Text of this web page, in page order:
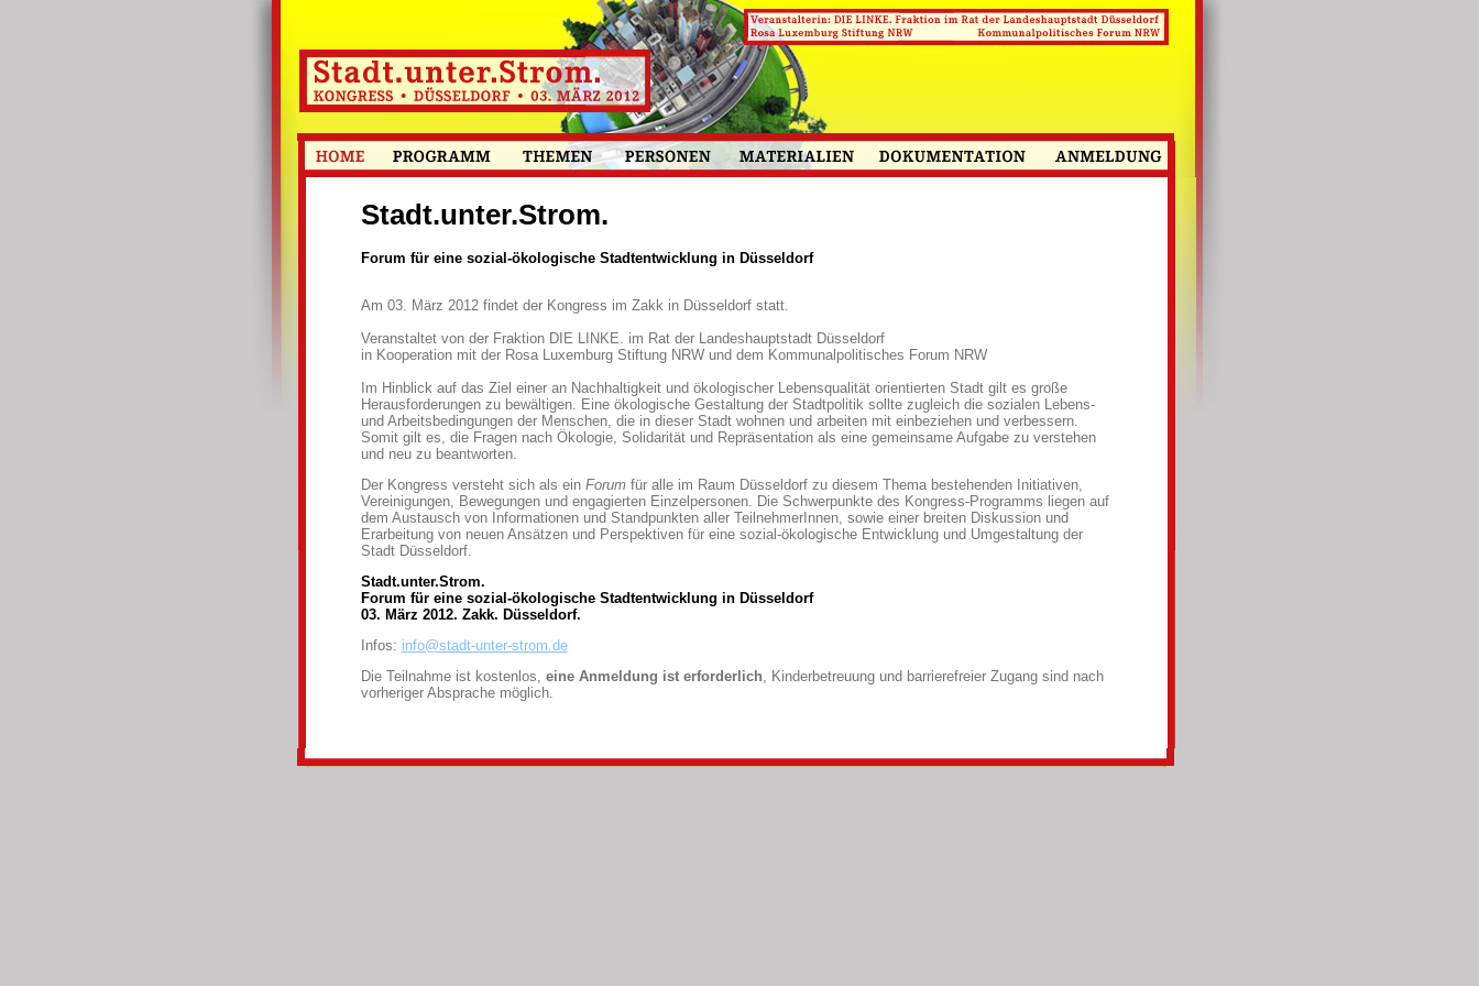
Stadt.unter.Strom.
Forum für eine sozial-ökologische Stadtentwicklung in Düsseldorf
Am 03. März 2012 findet der Kongress im Zakk in Düsseldorf statt.
Veranstaltet von der Fraktion DIE LINKE. im Rat der Landeshauptstadt Düsseldorf
in Kooperation mit der Rosa Luxemburg Stiftung NRW und dem Kommunalpolitisches Forum NRW
Im Hinblick auf das Ziel einer an Nachhaltigkeit und ökologischer Lebensqualität orientierten Stadt gilt es große
Herausforderungen zu bewältigen. Eine ökologische Gestaltung der Stadtpolitik sollte zugleich die sozialen Lebens-
und Arbeitsbedingungen der Menschen, die in dieser Stadt wohnen und arbeiten mit einbeziehen und verbessern.
Somit gilt es, die Fragen nach Ökologie, Solidarität und Repräsentation als eine gemeinsame Aufgabe zu verstehen
und neu zu beantworten.
Der Kongress versteht sich als ein Forum für alle im Raum Düsseldorf zu diesem Thema bestehenden Initiativen,
Vereinigungen, Bewegungen und engagierten Einzelpersonen. Die Schwerpunkte des Kongress-Programms liegen auf
dem Austausch von Informationen und Standpunkten aller TeilnehmerInnen, sowie einer breiten Diskussion und
Erarbeitung von neuen Ansätzen und Perspektiven für eine sozial-ökologische Entwicklung und Umgestaltung der
Stadt Düsseldorf.
Stadt.unter.Strom.
Forum für eine sozial-ökologische Stadtentwicklung in Düsseldorf
03. März 2012. Zakk. Düsseldorf.
Infos: info@stadt-unter-strom.de
Die Teilnahme ist kostenlos, eine Anmeldung ist erforderlich, Kinderbetreuung und barrierefreier Zugang sind nach
vorheriger Absprache möglich.